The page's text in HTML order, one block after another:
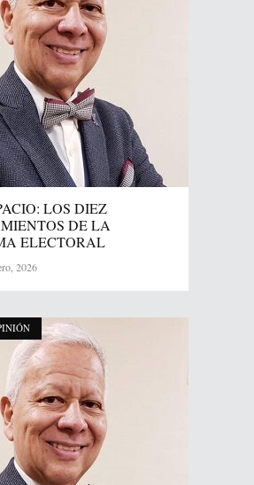
LOS DIEZ
DE LA
ELECTORAL
2026